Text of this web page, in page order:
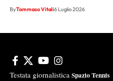
ByTommaso Vitali6 Luglio 2026
Testata giornalistica Spazio Tennis